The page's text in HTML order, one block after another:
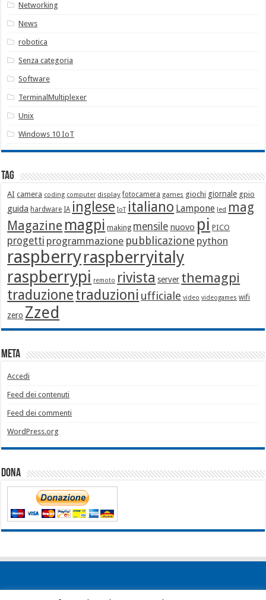
Networking
News
robotica
Senza categoria
Software
TerminalMultiplexer
Unix
Windows 10 IoT
Tag
AI camera coding computer display fotocamera games giochi giornale gpio
guida hardware IA inglese IoT italiano Lampone led mag
Magazine magpi making mensile nuovo pi PICO
progetti programmazione pubblicazione python
raspberryraspberryitaly
raspberrypi remoto rivista server themagpi
traduzionetraduzioni ufficiale video videogames wifi
zero Zzed
Meta
Accedi
Feed dei contenuti
Feed dei commenti
WordPress.org
Dona